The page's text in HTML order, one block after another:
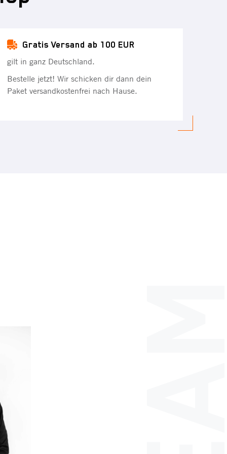
Gratis Versand ab 100 EUR
gilt in ganz Deutschland.
Bestelle jetzt! Wir schicken dir dann dein
Paket versandkostenfrei nach Hause.